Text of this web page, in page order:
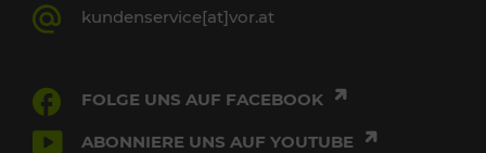
kundenservice[at]vor.at
FOLGE UNS AUF FACEBOOK
ABONNIERE UNS AUF YOUTUBE